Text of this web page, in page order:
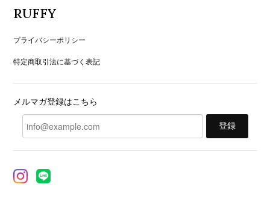
RUFFY
プライバシーポリシー
特定商取引法に基づく表記
メルマガ登録はこちら
登録